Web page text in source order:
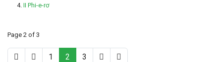
II Phi-e-rơ
Page 2 of 3
1 2 3